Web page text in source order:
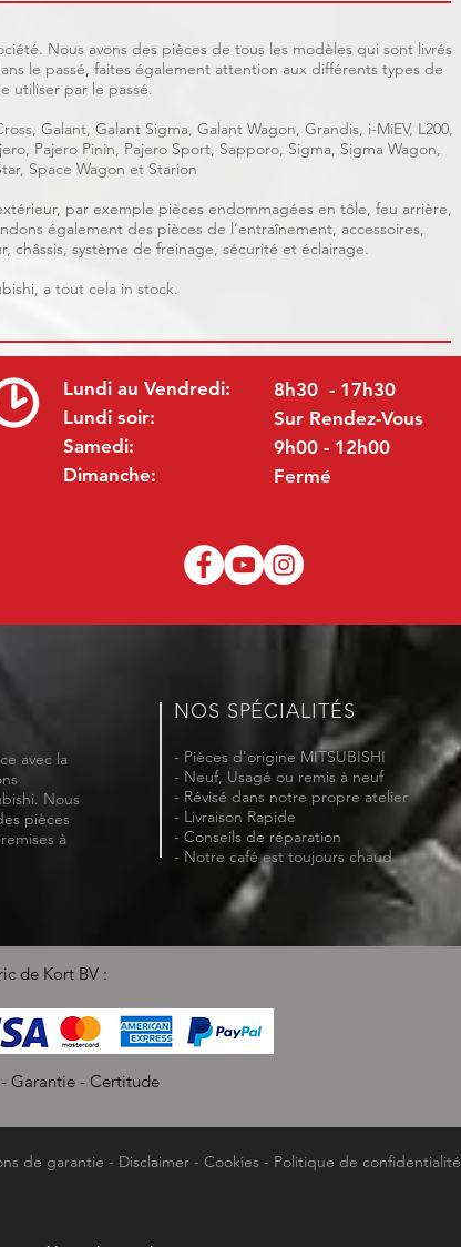
Nous avons des pièces de tous les modèles qui sont livrés
le passé, faites également attention aux différents types de
utiliser par le passé.
Galant, Galant Sigma, Galant Wagon, Grandis, i-MiEV, L200,
Pajero Pinin, Pajero Sport, Sapporo, Sigma, Sigma Wagon,
Space Wagon et Starion
par exemple pièces endommagées en tôle, feu arrière,
également des pièces de l’entraînement, accessoires,
châssis, système de freinage, sécurité et éclairage.
a tout cela in stock.
Lundi au Vendredi:
Lundi soir:
Samedi:
Dimanche:
8h30 - 17h30
Sur Rendez-Vous
9h00 - 12h00
Fermé
avec la
Nous
pièces
à
NOS SPÉCIALITÉS
- Pièces d'origine MITSUBISHI
- Neuf, Usagé ou remis à neuf
- Révisé dans notre propre atelier
- Livraison Rapide
- Conseils de réparation
- Notre café est toujours chaud
Garantie - Certitude
de Kort BV :
de garantie - Disclaimer - Cookies - Politique de confidentialité